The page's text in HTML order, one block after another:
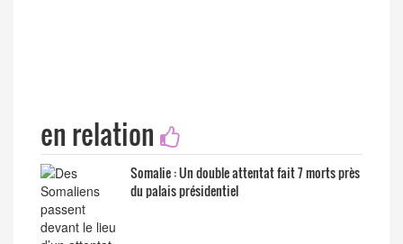
en relation
Somalie : Un double attentat fait 7 morts près
du palais présidentiel